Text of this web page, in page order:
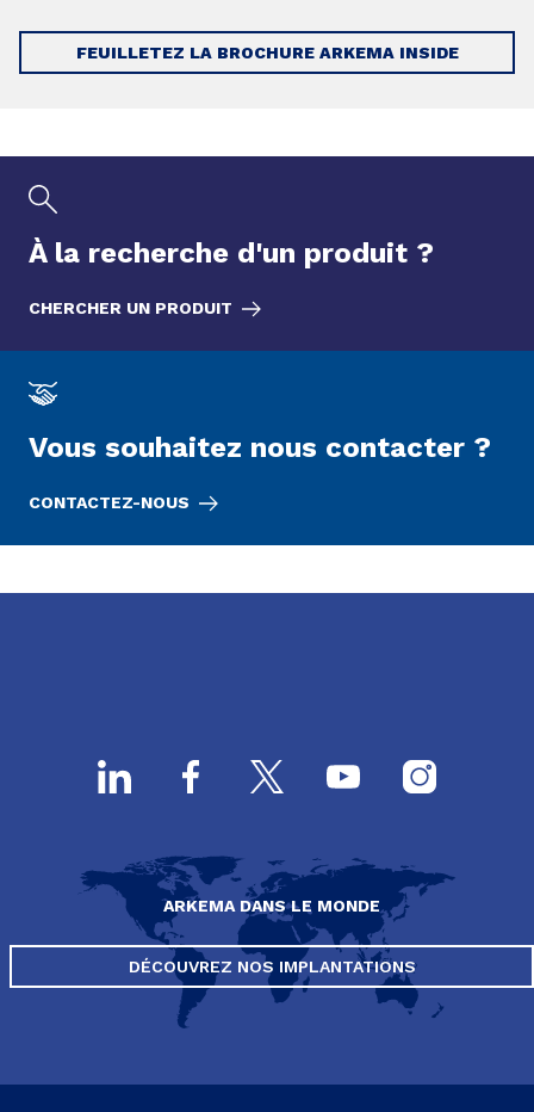
FEUILLETEZ LA BROCHURE ARKEMA INSIDE
À la recherche d'un produit ?
CHERCHER UN PRODUIT
Vous souhaitez nous contacter ?
CONTACTEZ-NOUS
ARKEMA DANS LE MONDE
DÉCOUVREZ NOS IMPLANTATIONS